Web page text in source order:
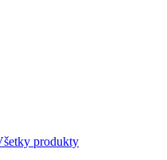
produkty